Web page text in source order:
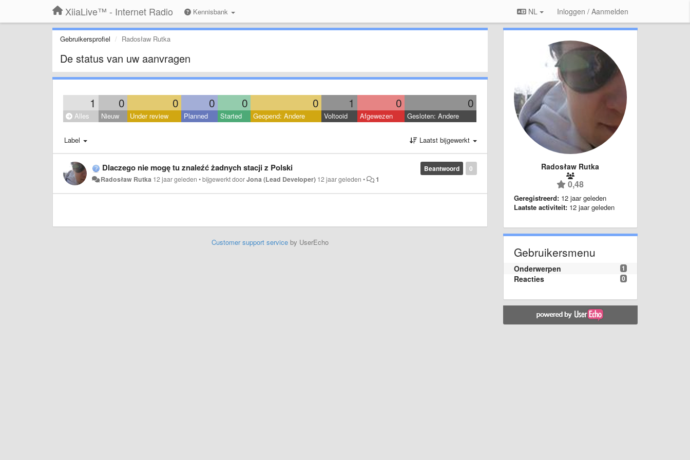
XiiaLive™ - Internet Radio Kennisbank NL Inloggen / Aanmelden
Gebruikersprofiel Radosław Rutka
De status van uw aanvragen
1 0 0 0 0 0 1 0 0
Alles Nieuw Under review Planned Started Geopend: Andere Voltooid Afgewezen Gesloten: Andere
Label Laatst bijgewerkt
0
Beantwoord
Dlaczego nie mogę tu znaleźć żadnych stacji z Polski
Radosław Rutka 12 jaar geleden •bijgewerkt doorJona (Lead Developer) 12 jaar geleden • 1
Customer support serviceby UserEcho
Radosław Rutka
0,48
Geregistreerd: 12 jaar geleden
Laatste activiteit: 12 jaar geleden
Gebruikersmenu
1
Onderwerpen
0
Reacties